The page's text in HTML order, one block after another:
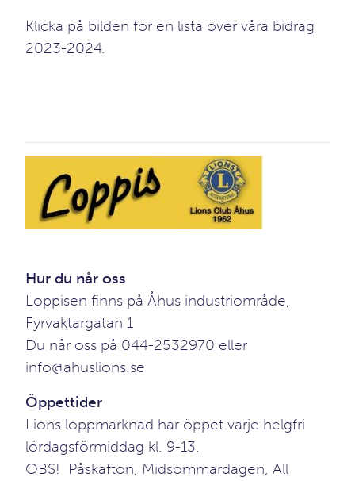
Klicka på bilden för en lista över våra bidrag
2023-2024.
Hur du når oss
Loppisen finns på Åhus industriområde,
Fyrvaktargatan 1
Du når oss på 044-2532970 eller
info@ahuslions.se
Öppettider
Lions loppmarknad har öppet varje helgfri
lördagsförmiddag kl. 9-13.
OBS! Påskafton, Midsommardagen, All